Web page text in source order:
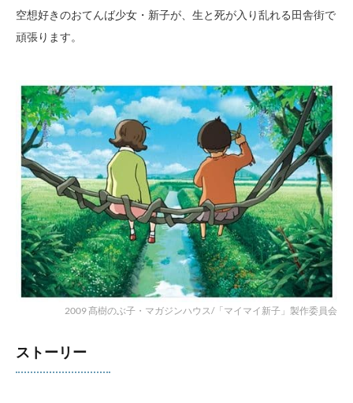
空想好きのおてんば少女・新子が、生と死が入り乱れる田舎街で
頑張ります。
2009 髙樹のぶ子・マガジンハウス/「マイマイ新子」製作委員会
ストーリー